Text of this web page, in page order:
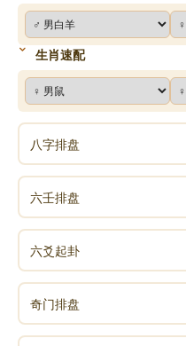
生肖速配
八字排盘
六壬排盘
六爻起卦
奇门排盘